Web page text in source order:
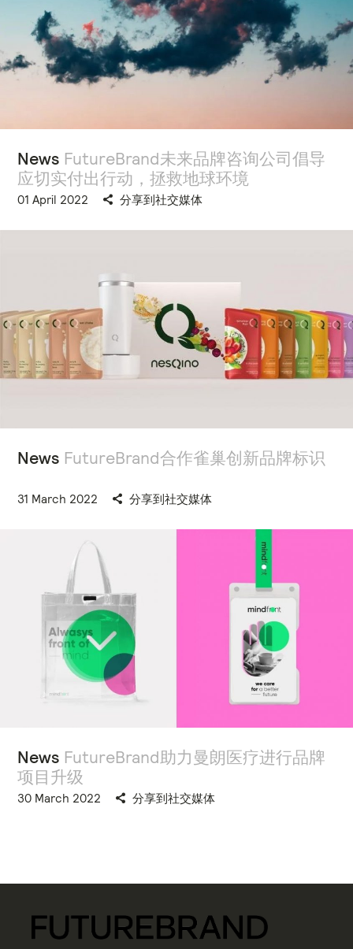
News FutureBrand未来品牌咨询公司倡导
应切实付出行动，拯救地球环境
01 April 2022 分享到社交媒体
News FutureBrand合作雀巢创新品牌标识
31 March 2022 分享到社交媒体
News FutureBrand助力曼朗医疗进行品牌
项目升级
30 March 2022 分享到社交媒体